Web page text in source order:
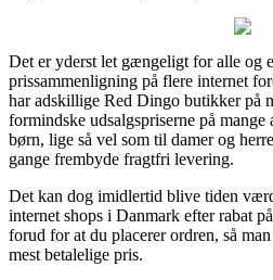
Det er yderst let gængeligt for alle og
prissammenligning på flere internet
har adskillige Red Dingo butikker på
formindske udsalgspriserne på
børn, lige så vel som til damer og
gange frembyde fragtfri levering.
Det kan dog imidlertid blive tiden
internet shops i Danmark efter rabat
forud for at du placerer ordren, så
mest betalelige pris.